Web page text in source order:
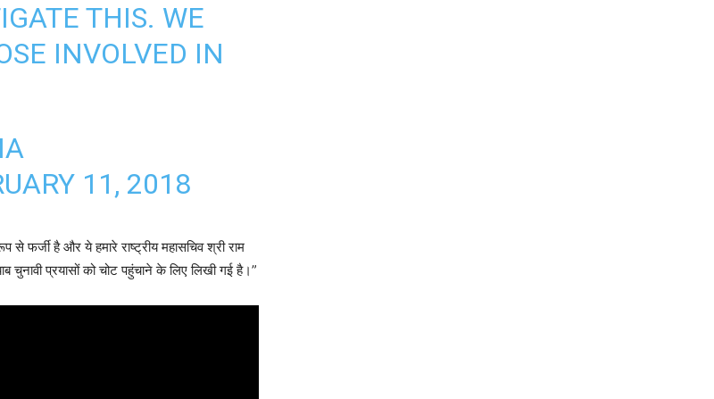
THIS. WE
INVOLVED IN
11, 2018
फर्जी है और ये हमारे राष्ट्रीय महासचिव श्री राम
चुनावी प्रयासों को चोट पहुंचाने के लिए लिखी गई है।”